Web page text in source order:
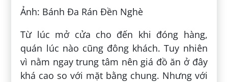
Ảnh: Bánh Đa Rán Đền Nghè
Từ lúc mở cửa cho đến khi đóng hàng,
quán lúc nào cũng đông khách. Tuy nhiên
vì nằm ngay trung tâm nên giá đồ ăn ở đây
khá cao so với mặt bằng chung. Nhưng với